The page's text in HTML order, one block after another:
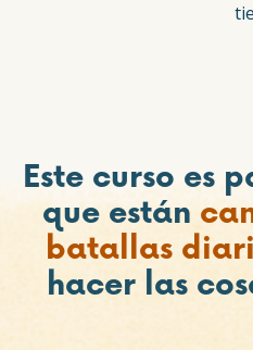
Este curso es
que están
batallas
hacer las